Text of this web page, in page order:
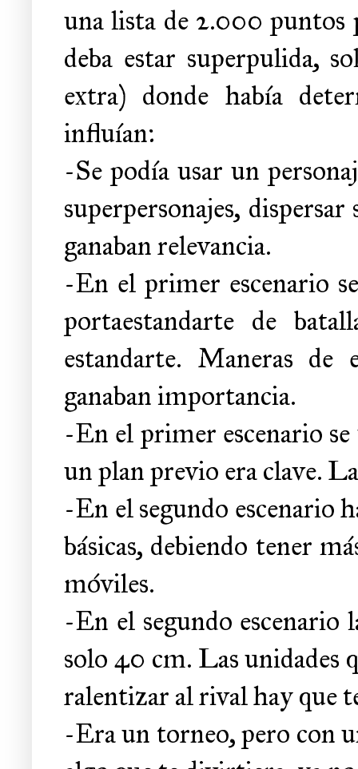
una lista de 2.000 puntos
deba estar superpulida,
extra) donde había
influían:
-Se podía usar un
superpersonajes,
ganaban relevancia.
-En el primer escenario
portaestandarte de
estandarte. Maneras
ganaban importancia.
-En el primer escenario
un plan previo era clave.
-En el segundo escenario
básicas, debiendo tener
móviles.
-En el segundo escenario
solo 40 cm. Las unidades
ralentizar al rival hay que
-Era un torneo, pero con